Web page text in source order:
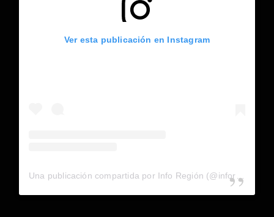
Ver esta publicación en Instagram